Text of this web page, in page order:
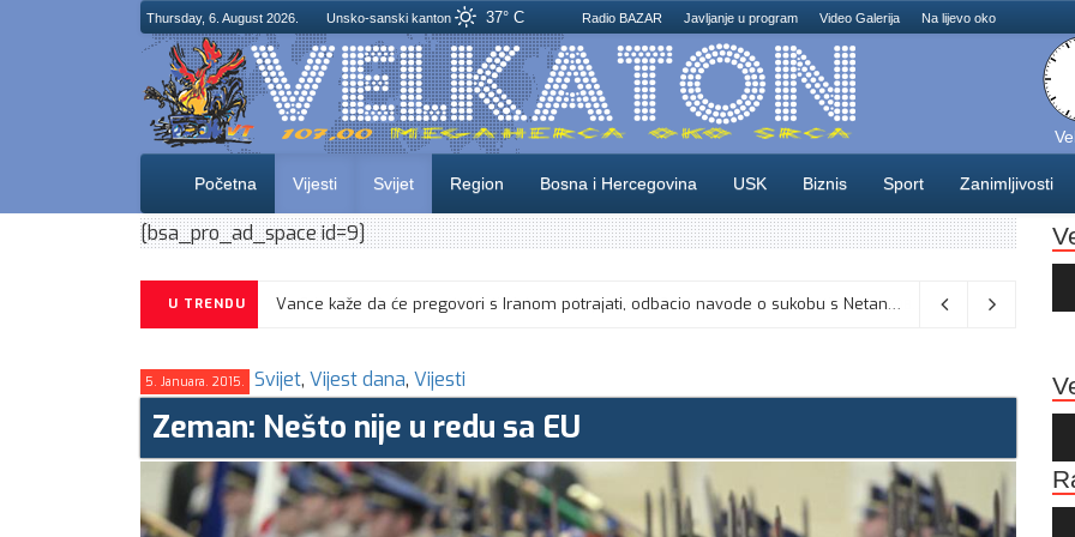
Thursday, 6. August 2026. Unsko-sanski kanton 37° C Radio BAZAR Javljanje u program Video Galerija Na lijevo oko
Početna Vijesti Svijet Region Bosna i Hercegovina USK Biznis Sport Zanimljivosti
[bsa_pro_ad_space id=9]
U TRENDU Vance kaže da će pregovori s Iranom potrajati, odbacio navode o sukobu s Netanyahuom 06/08/2026
5. Januara. 2015. Svijet, Vijest dana, Vijesti
Zeman: Nešto nije u redu sa EU